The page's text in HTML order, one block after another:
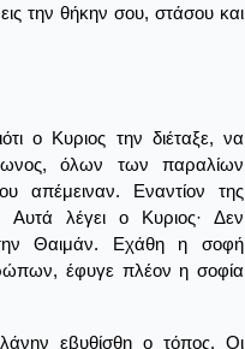
την θήκην σου, στάσου και
ο Κυριος την διέταξε, να
όλων των παραλίων
απέμειναν. Εναντίον της
λέγει ο Κυριος· Δεν
Θαιμάν. Εχάθη η σοφή
έφυγε πλέον η σοφία
εβυθίσθη ο τόπος. Οι